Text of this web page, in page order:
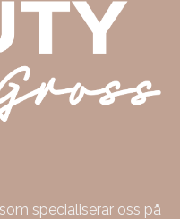
specialiserar oss på